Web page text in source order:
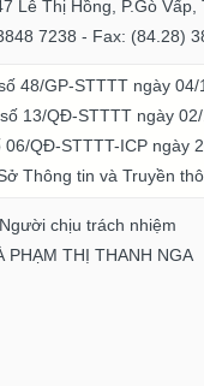
Lê Thị Hồng, P.Gò Vấp,
7238 - Fax: (84.28)
48/GP-STTTT ngày 04/
13/QĐ-STTTT ngày
06/QĐ-STTTT-ICP ngày
Thông tin và Truyền
Người chịu trách nhiệm
PHẠM THỊ THANH NGA